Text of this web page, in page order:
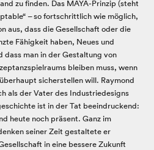
zu finden. Das MAYA-Prinzip (steht
– so fortschrittlich wie möglich,
aus, dass die Gesellschaft oder die
Fähigkeit haben, Neues und
dass man in der Gestaltung von
bleiben muss, wenn
sicherstellen will. Raymond
als der Vater des Industriedesigns
ist in der Tat beeindruckend:
heute noch präsent. Ganz im
seiner Zeit gestaltete er
in eine bessere Zukunft